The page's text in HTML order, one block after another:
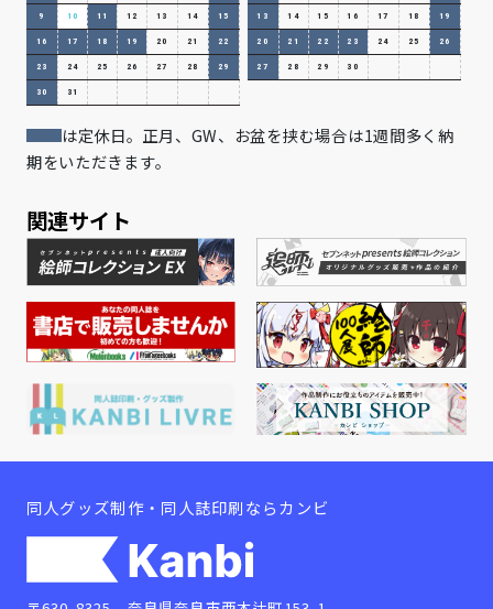
9 10 11 12 13 14 15
16 17 18 19 20 21 22
23 24 25 26 27 28 29
30 31
13 14 15 16 17 18 19
20 21 22 23 24 25 26
27 28 29 30
は定休日。正月、GW、お盆を挟む場合は1週間多く納
期をいただきます。
関連サイト
同人グッズ制作・同人誌印刷ならカンビ